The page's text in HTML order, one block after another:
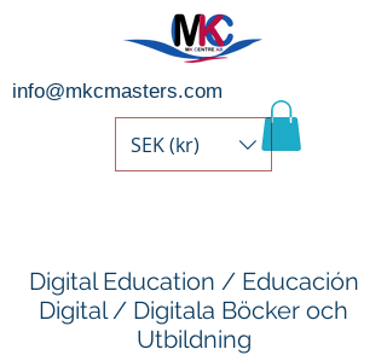
info@mkcmasters.com
SEK (kr)
Digital Education / Educación
Digital / Digitala Böcker och
Utbildning